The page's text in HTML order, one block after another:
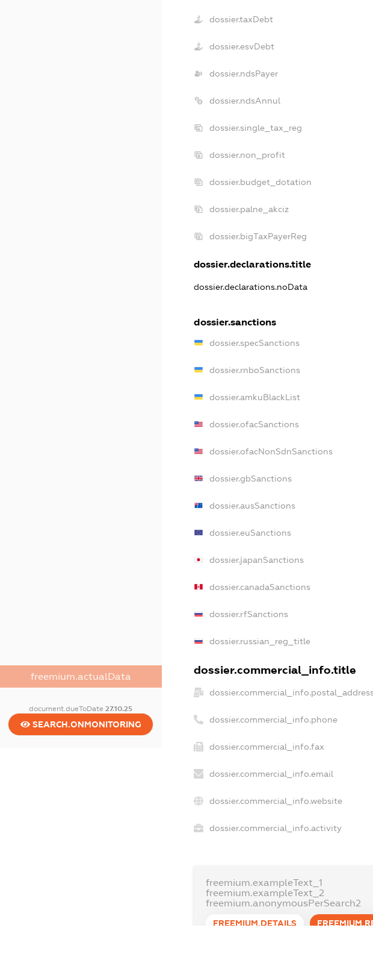
freemium.actualData
document.dueToDate27.10.25
SEARCH.ONMONITORING
dossier.taxDebt
dossier.esvDebt
dossier.ndsPayer
dossier.ndsAnnul
dossier.single_tax_reg
dossier.non_profit
dossier.budget_dotation
dossier.palne_akciz
dossier.bigTaxPayerReg
dossier.declarations.title
dossier.declarations.noData
dossier.sanctions
dossier.specSanctions
dossier.rnboSanctions
dossier.amkuBlackList
dossier.ofacSanctions
dossier.ofacNonSdnSanctions
dossier.gbSanctions
dossier.ausSanctions
dossier.euSanctions
dossier.japanSanctions
dossier.canadaSanctions
dossier.rfSanctions
dossier.russian_reg_title
dossier.commercial_info.title
dossier.commercial_info.phone
dossier.commercial_info.fax
dossier.commercial_info.email
dossier.commercial_info.website
dossier.commercial_info.activity
freemium.exampleText_1
freemium.exampleText_2
freemium.anonymousPerSearch2
FREEMIUM.DETAILS